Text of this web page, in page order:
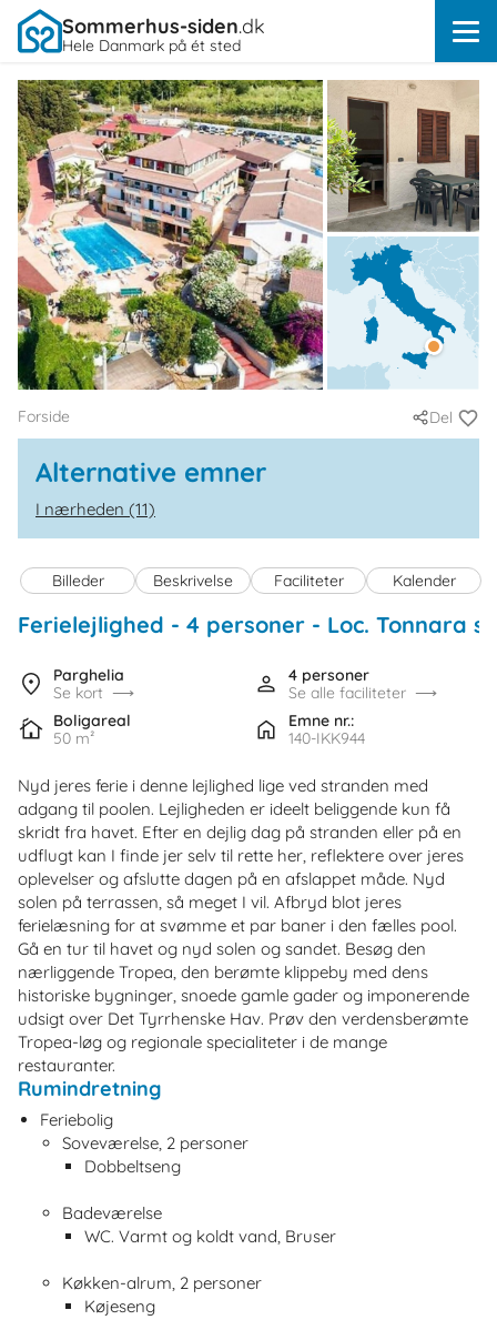
Sommerhus-siden.dk
Hele Danmark på ét sted
Forside Del
Alternative emner
I nærheden (11)
Billeder Beskrivelse Faciliteter Kalender
Ferielejlighed - 4 personer - Loc. Tonnara
Parghelia
Se kort
4 personer
Se alle faciliteter
Boligareal
50 m²
Emne nr.:
140-IKK944
Nyd jeres ferie i denne lejlighed lige ved stranden med
adgang til poolen. Lejligheden er ideelt beliggende kun få
skridt fra havet. Efter en dejlig dag på stranden eller på en
udflugt kan I finde jer selv til rette her, reflektere over jeres
oplevelser og afslutte dagen på en afslappet måde. Nyd
solen på terrassen, så meget I vil. Afbryd blot jeres
ferielæsning for at svømme et par baner i den fælles pool.
Gå en tur til havet og nyd solen og sandet. Besøg den
nærliggende Tropea, den berømte klippeby med dens
historiske bygninger, snoede gamle gader og imponerende
udsigt over Det Tyrrhenske Hav. Prøv den verdensberømte
Tropea-løg og regionale specialiteter i de mange
restauranter.
Rumindretning
Feriebolig
Soveværelse, 2 personer
Dobbeltseng
Badeværelse
WC. Varmt og koldt vand, Bruser
Køkken-alrum, 2 personer
Køjeseng